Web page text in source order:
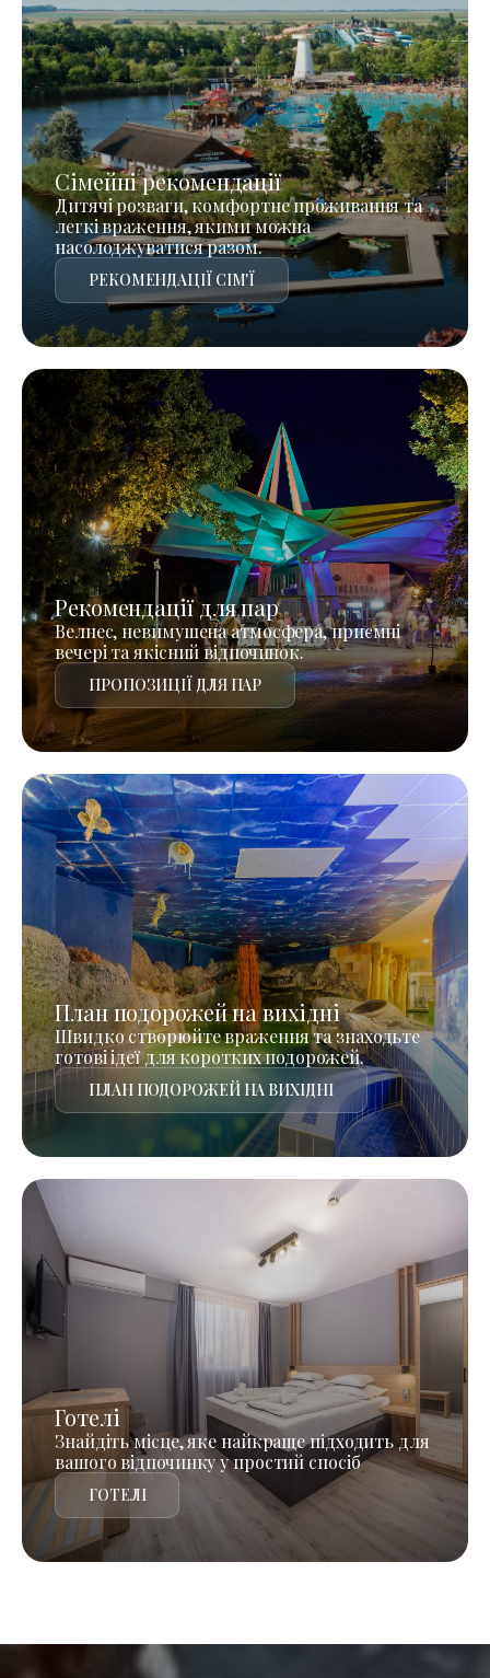
Сімейні рекомендації
Дитячі розваги, комфортне проживання та
легкі враження, якими можна
насолоджуватися разом.
РЕКОМЕНДАЦІЇ СІМ'Ї
Рекомендації для пар
Велнес, невимушена атмосфера, приємні
вечері та якісний відпочинок.
ПРОПОЗИЦІЇ ДЛЯ ПАР
План подорожей на вихідні
Швидко створюйте враження та знаходьте
готові ідеї для коротких подорожей.
ПЛАН ПОДОРОЖЕЙ НА ВИХІДНІ
Готелі
Знайдіть місце, яке найкраще підходить для
вашого відпочинку у простий спосіб
ГОТЕЛІ